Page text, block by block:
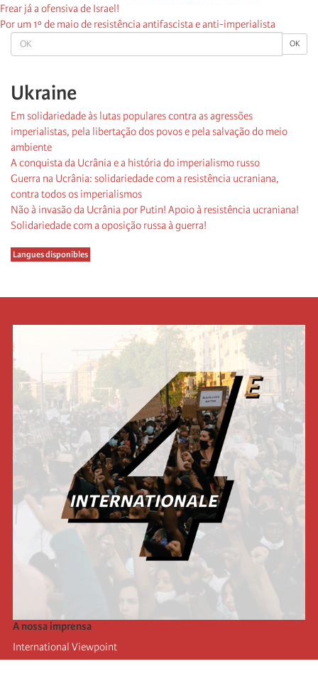
OK OK
Ukraine
Em solidariedade às lutas populares contra as agressões
imperialistas, pela libertação dos povos e pela salvação do meio
ambiente
A conquista da Ucrânia e a história do imperialismo russo
Guerra na Ucrânia: solidariedade com a resistência ucraniana,
contra todos os imperialismos
Não à invasão da Ucrânia por Putin! Apoio à resistência ucraniana!
Solidariedade com a oposição russa à guerra!
Langues disponibles
Frear já a ofensiva de Israel!
Por um 1º de maio de resistência antifascista e anti-imperialista
A nossa imprensa
International Viewpoint